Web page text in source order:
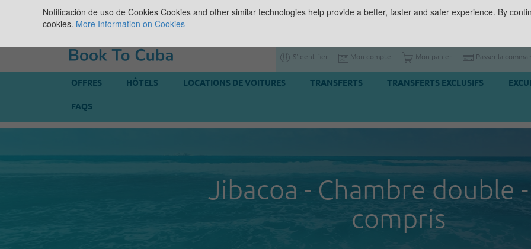
S'identifier Mon compte Mon panier Passer la
OFFRES HÔTELS LOCATIONS DE VOITURES TRANSFERTS TRANSFERTS EXCLUSIFS
FAQS
Jibacoa - Chambre double
compris
Notificación de uso de Cookies Cookies and other similar technologies help provide a better, faster and safer experience. By
cookies. More Information on Cookies